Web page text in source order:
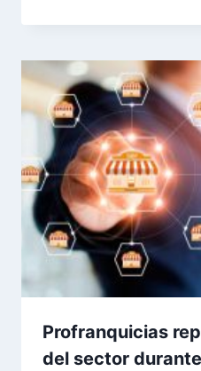
Profranquicias
del sector